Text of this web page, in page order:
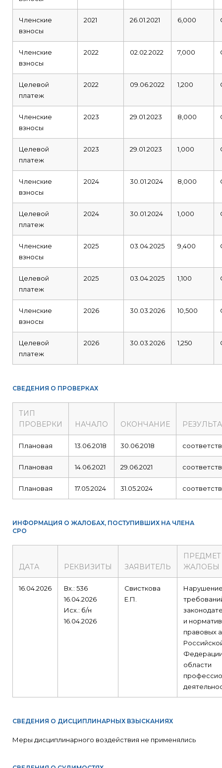
Членские
взносы
2021 26.01.2021 6,000
Членские
взносы
2022 02.02.2022 7,000
Целевой
платеж
2022 09.06.2022 1,200
Членские
взносы
2023 29.01.2023 8,000
Целевой
платеж
2023 29.01.2023 1,000
Членские
взносы
2024 30.01.2024 8,000
Целевой
платеж
2024 30.01.2024 1,000
Членские
взносы
2025 03.04.2025 9,400
Целевой
платеж
2025 03.04.2025 1,100
Членские
взносы
2026 30.03.2026 10,500
Целевой
платеж
2026 30.03.2026 1,250
СВЕДЕНИЯ О ПРОВЕРКАХ
ТИП
ПРОВЕРКИ
НАЧАЛО ОКОНЧАНИЕ
Плановая 13.06.2018 30.06.2018
Плановая 14.06.2021 29.06.2021
Плановая 17.05.2024 31.05.2024
ИНФОРМАЦИЯ О ЖАЛОБАХ, ПОСТУПИВШИХ НА ЧЛЕНА
СРО
ДАТА РЕКВИЗИТЫ ЗАЯВИТЕЛЬ
ПРЕДМЕТ
ЖАЛОБЫ
16.04.2026
Вх.: 536
16.04.2026
Исх.: б/н
16.04.2026
Свисткова
Е.П.
и
правовых
области
СВЕДЕНИЯ О ДИСЦИПЛИНАРНЫХ ВЗЫСКАНИЯХ
Меры дисциплинарного воздействия не применялись